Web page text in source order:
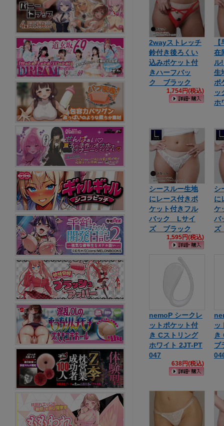
2wayストレッチ
鈴付き後ろくい
込みポケット付
きハーフバッ
ク ブラック
1,754円(税込)
在
ル
生
ポ
ホ
シースルー生地
にレース付きポ
ケット付きフル
バック Lサイ
ズ ブラック
1,595円(税込)
シ
に
ケ
バ
nemoP シークレ
ットポケット付
き Cストリング
ホワイト 2JT-PT
047
638円(税込)
ッ
き
ブ